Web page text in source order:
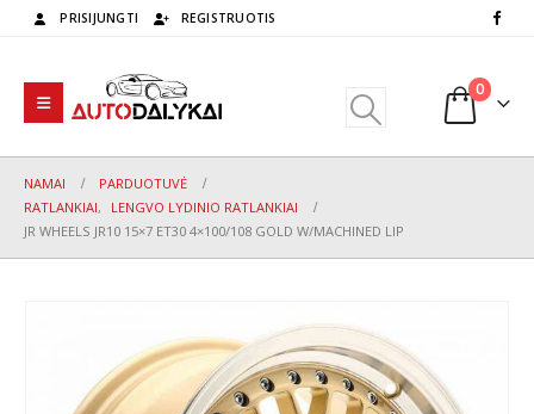
PRISIJUNGTI REGISTRUOTIS
0
NAMAI
PARDUOTUVĖ
RATLANKIAI,
LENGVO LYDINIO RATLANKIAI
JR WHEELS JR10 15×7 ET30 4×100/108 GOLD W/MACHINED LIP